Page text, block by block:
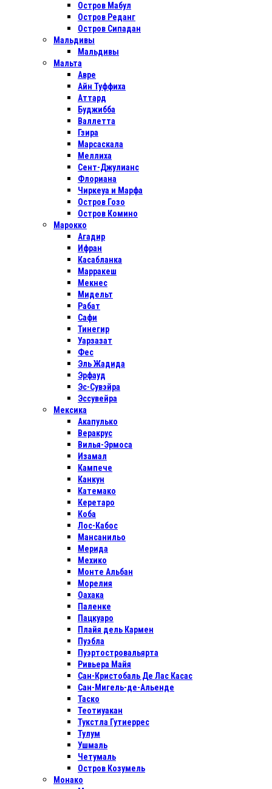
Остров Мабул
Остров Реданг
Остров Сипадан
Мальдивы
Мальдивы
Мальта
Авре
Айн Туффиха
Аттард
Буджибба
Валлетта
Гзира
Марсаскала
Меллиха
Сент-Джулианс
Флориана
Чиркеуа и Марфа
Остров Гозо
Остров Комино
Марокко
Агадир
Ифран
Касабланка
Марракеш
Мекнес
Мидельт
Рабат
Сафи
Тинегир
Уарзазат
Фес
Эль Жадида
Эрфауд
Эс-Сувэйра
Эссувейра
Мексика
Акапулько
Веракрус
Вилья-Эрмоса
Изамал
Кампече
Канкун
Катемако
Керетаро
Коба
Лос-Кабос
Мансанильо
Мерида
Мехико
Монте Альбан
Морелия
Оахака
Паленке
Пацкуаро
Плайя дель Кармен
Пуэбла
Пуэртостровальярта
Ривьера Майя
Сан-Кристобаль Де Лас Касас
Сан-Мигель-де-Альенде
Таско
Теотиуакан
Тукстла Гутиеррес
Тулум
Ушмаль
Четумаль
Остров Козумель
Монако